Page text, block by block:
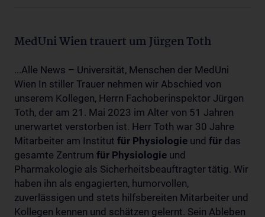
MedUni Wien trauert um Jürgen Toth
...Alle News – Universität, Menschen der MedUni
Wien In stiller Trauer nehmen wir Abschied von
unserem Kollegen, Herrn Fachoberinspektor Jürgen
Toth, der am 21. Mai 2023 im Alter von 51 Jahren
unerwartet verstorben ist. Herr Toth war 30 Jahre
Mitarbeiter am Institut für Physiologie und für das
gesamte Zentrum für Physiologie und
Pharmakologie als Sicherheitsbeauftragter tätig. Wir
haben ihn als engagierten, humorvollen,
zuverlässigen und stets hilfsbereiten Mitarbeiter und
Kollegen kennen und schätzen gelernt. Sein Ableben